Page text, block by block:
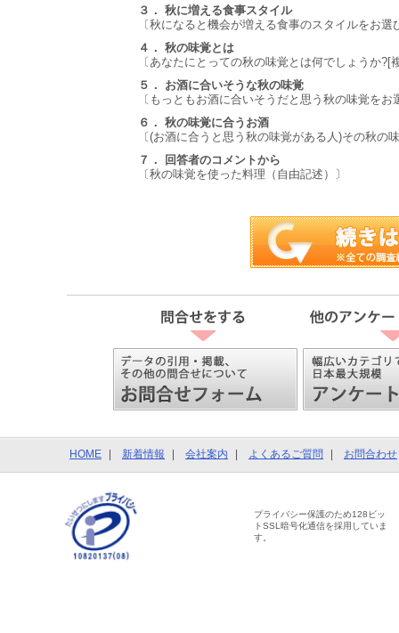
３． 秋に増える食事スタイル
〔秋になると機会が増える食事のスタイルをお
４． 秋の味覚とは
〔あなたにとっての秋の味覚とは何でしょうか?[
５． お酒に合いそうな秋の味覚
〔もっともお酒に合いそうだと思う秋の味覚をお
６． 秋の味覚に合うお酒
〔(お酒に合うと思う秋の味覚がある人)その秋の
７． 回答者のコメントから
〔秋の味覚を使った料理（自由記述）〕
HOME 新着情報 会社案内 よくあるご質問 お問合わせ
プライバシー保護のため128ビッ
トSSL暗号化通信を採用していま
す。